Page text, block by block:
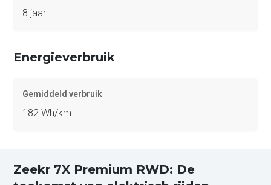
8 jaar
Energieverbruik
Gemiddeld verbruik
182 Wh/km
Zeekr 7X Premium RWD: De